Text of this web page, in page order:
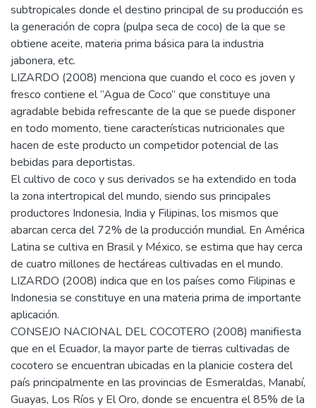
subtropicales donde el destino principal de su producción es
la generación de copra (pulpa seca de coco) de la que se
obtiene aceite, materia prima básica para la industria
jabonera, etc.
LIZARDO (2008) menciona que cuando el coco es joven y
fresco contiene el “Agua de Coco” que constituye una
agradable bebida refrescante de la que se puede disponer
en todo momento, tiene características nutricionales que
hacen de este producto un competidor potencial de las
bebidas para deportistas.
El cultivo de coco y sus derivados se ha extendido en toda
la zona intertropical del mundo, siendo sus principales
productores Indonesia, India y Filipinas, los mismos que
abarcan cerca del 72% de la producción mundial. En América
Latina se cultiva en Brasil y México, se estima que hay cerca
de cuatro millones de hectáreas cultivadas en el mundo.
LIZARDO (2008) indica que en los países como Filipinas e
Indonesia se constituye en una materia prima de importante
aplicación.
CONSEJO NACIONAL DEL COCOTERO (2008) manifiesta
que en el Ecuador, la mayor parte de tierras cultivadas de
cocotero se encuentran ubicadas en la planicie costera del
país principalmente en las provincias de Esmeraldas, Manabí,
Guayas, Los Ríos y El Oro, donde se encuentra el 85% de la